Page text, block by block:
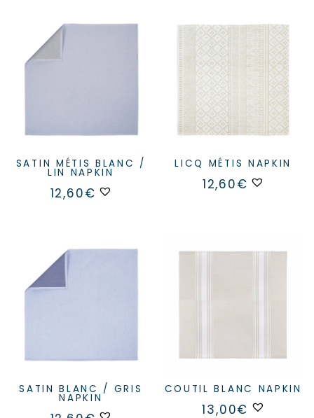
SATIN MÉTIS BLANC /
LIN NAPKIN
12,60€
LICQ MÉTIS NAPKIN
12,60€
SATIN BLANC / GRIS
NAPKIN
COUTIL BLANC NAPKIN
13,00€